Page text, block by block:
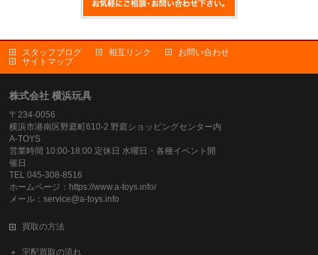
スタッフブログ 相互リンク
お問い合わせ
サイトマップ
株式会社 横浜玩具
〒234-0056
横浜市港南区野庭町610-2 野庭ショッピングセンター内
A-TOYS
営業時間 10:00-18:00 定休日 水曜日・各種イベント開
催日
TEL 045-308-8516
ホームページ：https://www.a-toys.info/
メール：service@a-toys.info
買取の方法
宅配買取の流れ